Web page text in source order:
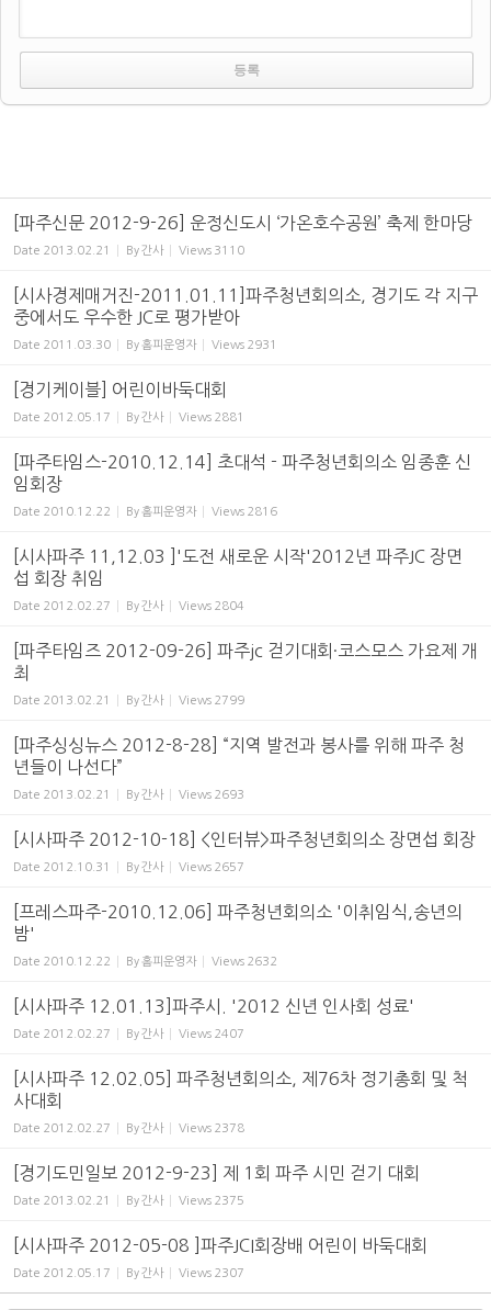
[파주신문 2012-9-26] 운정신도시 ‘가온호수공원’ 축제 한마당
Date 2013.02.21 By간사 Views 3110
[시사경제매거진-2011.01.11]파주청년회의소, 경기도 각 지구
중에서도 우수한 JC로 평가받아
Date 2011.03.30 By 홈피운영자 Views 2931
[경기케이블] 어린이바둑대회
Date 2012.05.17 By간사 Views 2881
[파주타임스-2010.12.14] 초대석 - 파주청년회의소 임종훈 신
임회장
Date 2010.12.22 By 홈피운영자 Views 2816
[시사파주 11,12.03 ]'도전 새로운 시작'2012년 파주JC 장면
섭 회장 취임
Date 2012.02.27 By간사 Views 2804
[파주타임즈 2012-09-26] 파주jc 걷기대회·코스모스 가요제 개
최
Date 2013.02.21 By간사 Views 2799
[파주싱싱뉴스 2012-8-28] “지역 발전과 봉사를 위해 파주 청
년들이 나선다”
Date 2013.02.21 By간사 Views 2693
[시사파주 2012-10-18] <인터뷰>파주청년회의소 장면섭 회장
Date 2012.10.31 By간사 Views 2657
[프레스파주-2010.12.06] 파주청년회의소 '이취임식,송년의
밤'
Date 2010.12.22 By 홈피운영자 Views 2632
[시사파주 12.01.13]파주시. '2012 신년 인사회 성료'
Date 2012.02.27 By간사 Views 2407
[시사파주 12.02.05] 파주청년회의소, 제76차 정기총회 및 척
사대회
Date 2012.02.27 By간사 Views 2378
[경기도민일보 2012-9-23] 제 1회 파주 시민 걷기 대회
Date 2013.02.21 By간사 Views 2375
[시사파주 2012-05-08 ]파주JCI회장배 어린이 바둑대회
Date 2012.05.17 By간사 Views 2307